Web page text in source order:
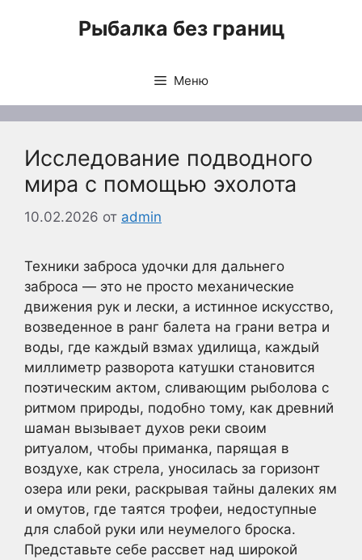
Рыбалка без границ
Меню
Исследование подводного
мира с помощью эхолота
10.02.2026 от admin
Техники заброса удочки для дальнего
заброса — это не просто механические
движения рук и лески, а истинное искусство,
возведенное в ранг балета на грани ветра и
воды, где каждый взмах удилища, каждый
миллиметр разворота катушки становится
поэтическим актом, сливающим рыболова с
ритмом природы, подобно тому, как древний
шаман вызывает духов реки своим
ритуалом, чтобы приманка, парящая в
воздухе, как стрела, уносилась за горизонт
озера или реки, раскрывая тайны далеких ям
и омутов, где таятся трофеи, недоступные
для слабой руки или неумелого броска.
Представьте себе рассвет над широкой